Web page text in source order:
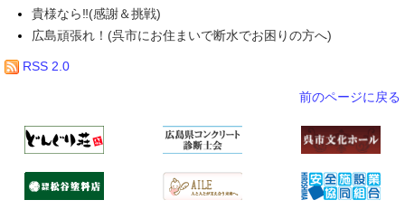
貴様なら‼(感謝＆挑戦)
広島頑張れ！(呉市にお住まいで断水でお困りの方へ)
RSS 2.0
前のページに戻る